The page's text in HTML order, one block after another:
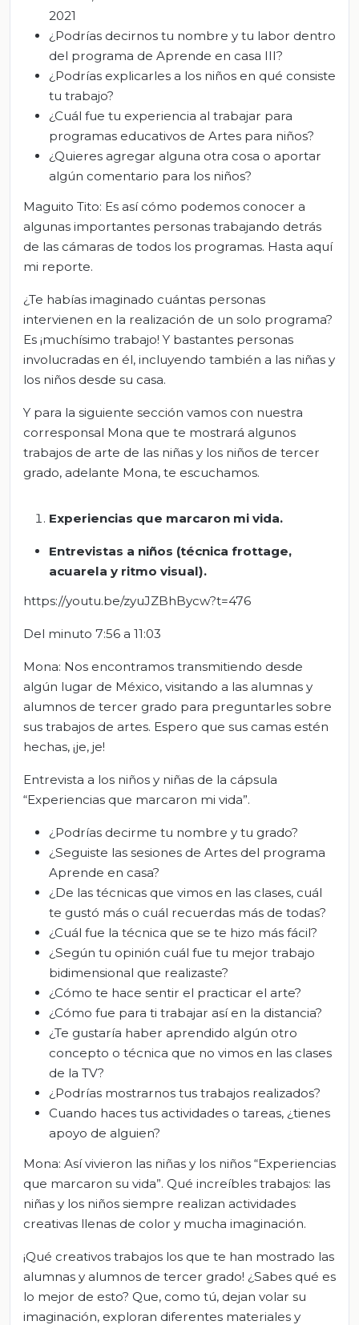
2021
¿Podrías decirnos tu nombre y tu labor dentro
del programa de Aprende en casa III?
¿Podrías explicarles a los niños en qué consiste
tu trabajo?
¿Cuál fue tu experiencia al trabajar para
programas educativos de Artes para niños?
¿Quieres agregar alguna otra cosa o aportar
algún comentario para los niños?
Maguito Tito: Es así cómo podemos conocer a
algunas importantes personas trabajando detrás
de las cámaras de todos los programas. Hasta aquí
mi reporte.
¿Te habías imaginado cuántas personas
intervienen en la realización de un solo programa?
Es ¡muchísimo trabajo! Y bastantes personas
involucradas en él, incluyendo también a las niñas y
los niños desde su casa.
Y para la siguiente sección vamos con nuestra
corresponsal Mona que te mostrará algunos
trabajos de arte de las niñas y los niños de tercer
grado, adelante Mona, te escuchamos.
Experiencias que marcaron mi vida.
Entrevistas a niños (técnica frottage,
acuarela y ritmo visual).
https://youtu.be/zyuJZBhBycw?t=476
Del minuto 7:56 a 11:03
Mona: Nos encontramos transmitiendo desde
algún lugar de México, visitando a las alumnas y
alumnos de tercer grado para preguntarles sobre
sus trabajos de artes. Espero que sus camas estén
hechas, ¡je, je!
Entrevista a los niños y niñas de la cápsula
“Experiencias que marcaron mi vida”.
¿Podrías decirme tu nombre y tu grado?
¿Seguiste las sesiones de Artes del programa
Aprende en casa?
¿De las técnicas que vimos en las clases, cuál
te gustó más o cuál recuerdas más de todas?
¿Cuál fue la técnica que se te hizo más fácil?
¿Según tu opinión cuál fue tu mejor trabajo
bidimensional que realizaste?
¿Cómo te hace sentir el practicar el arte?
¿Cómo fue para ti trabajar así en la distancia?
¿Te gustaría haber aprendido algún otro
concepto o técnica que no vimos en las clases
de la TV?
¿Podrías mostrarnos tus trabajos realizados?
Cuando haces tus actividades o tareas, ¿tienes
apoyo de alguien?
Mona: Así vivieron las niñas y los niños “Experiencias
que marcaron su vida”. Qué increíbles trabajos: las
niñas y los niños siempre realizan actividades
creativas llenas de color y mucha imaginación.
¡Qué creativos trabajos los que te han mostrado las
alumnas y alumnos de tercer grado! ¿Sabes qué es
lo mejor de esto? Que, como tú, dejan volar su
imaginación, exploran diferentes materiales y